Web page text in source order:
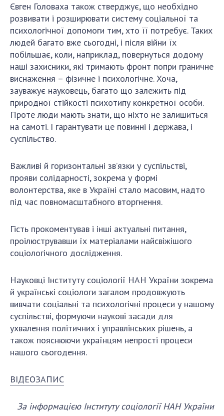
Євген Головаха також стверджує, що необхідно
розвивати і розширювати систему соціальної та
психологічної допомоги тим, хто її потребує. Таких
людей багато вже сьогодні, і після війни їх
побільшає, коли, наприклад, повернуться додому
наші захисники, які тримають фронт попри граничне
виснаження – фізичне і психологічне. Хоча,
зауважує науковець, багато що залежить під
природної стійкості психотипу конкретної особи.
Проте люди мають знати, що ніхто не залишиться
на самоті. І гарантувати це повинні і держава, і
суспільство.
Важливі й горизонтальні зв’язки у суспільстві,
прояви солідарності, зокрема у формі
волонтерства, яке в Україні стало масовим, надто
під час повномасштабного вторгнення.
Гість прокоментував і інші актуальні питання,
проілюструвавши їх матеріалами найсвіжішого
соціологічного дослідження.
Науковці Інституту соціології НАН України зокрема
й українські соціологи загалом продовжують
вивчати соціальні та психологічні процеси у нашому
суспільстві, формуючи наукові засади для
ухвалення політичних і управлінських рішень, а
також пояснюючи українцям непрості процеси
нашого сьогодення.
ВІДЕОЗАПИС
За інформацією Інституту соціології НАН України